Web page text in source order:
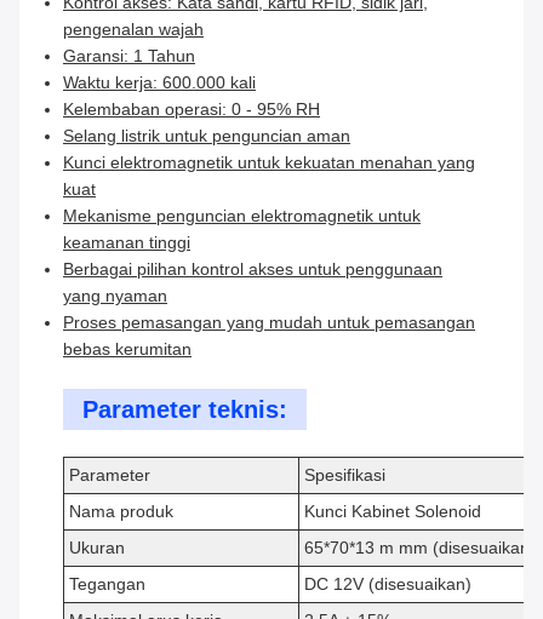
pengenalan wajah
Garansi: 1 Tahun
Waktu kerja: 600.000 kali
Kelembaban operasi: 0 - 95% RH
Selang listrik untuk penguncian aman
Kunci elektromagnetik untuk kekuatan menahan yang
kuat
Mekanisme penguncian elektromagnetik untuk
keamanan tinggi
Berbagai pilihan kontrol akses untuk penggunaan
yang nyaman
Proses pemasangan yang mudah untuk pemasangan
bebas kerumitan
Parameter teknis:
Parameter
Spesifikasi
Nama produk
Kunci Kabinet Solenoid
Ukuran
65*70*13 m mm (disesuaikan)
Tegangan
DC 12V (disesuaikan)